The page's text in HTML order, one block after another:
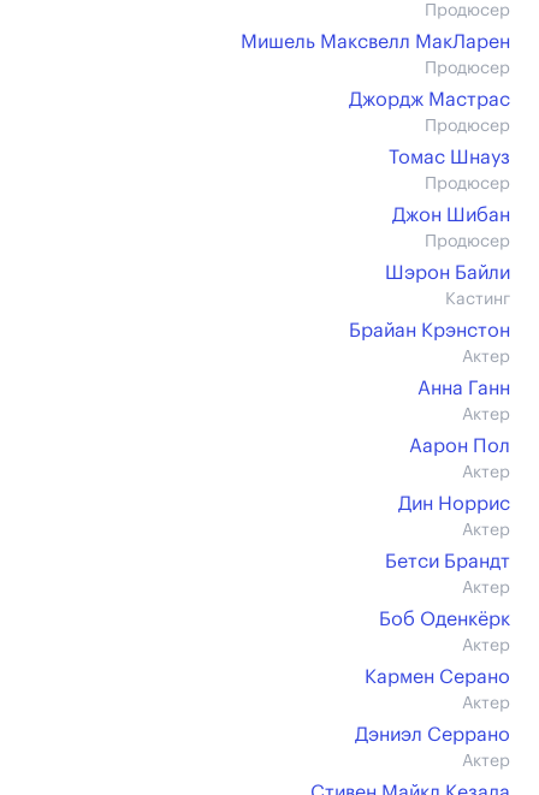
Продюсер
Мишель Максвелл МакЛарен
Продюсер
Джордж Мастрас
Продюсер
Томас Шнауз
Продюсер
Джон Шибан
Продюсер
Шэрон Байли
Кастинг
Брайан Крэнстон
Актер
Анна Ганн
Актер
Аарон Пол
Актер
Дин Норрис
Актер
Бетси Брандт
Актер
Боб Оденкёрк
Актер
Кармен Серано
Актер
Дэниэл Серрано
Актер